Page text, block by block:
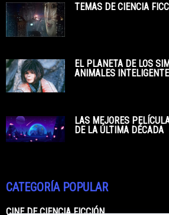
TEMAS DE CIENCIA
EL PLANETA DE LOS
ANIMALES
LAS MEJORES
DE LA ÚLTIMA DÉCADA
CATEGORÍA POPULAR
CINE DE CIENCIA FICCIÓN